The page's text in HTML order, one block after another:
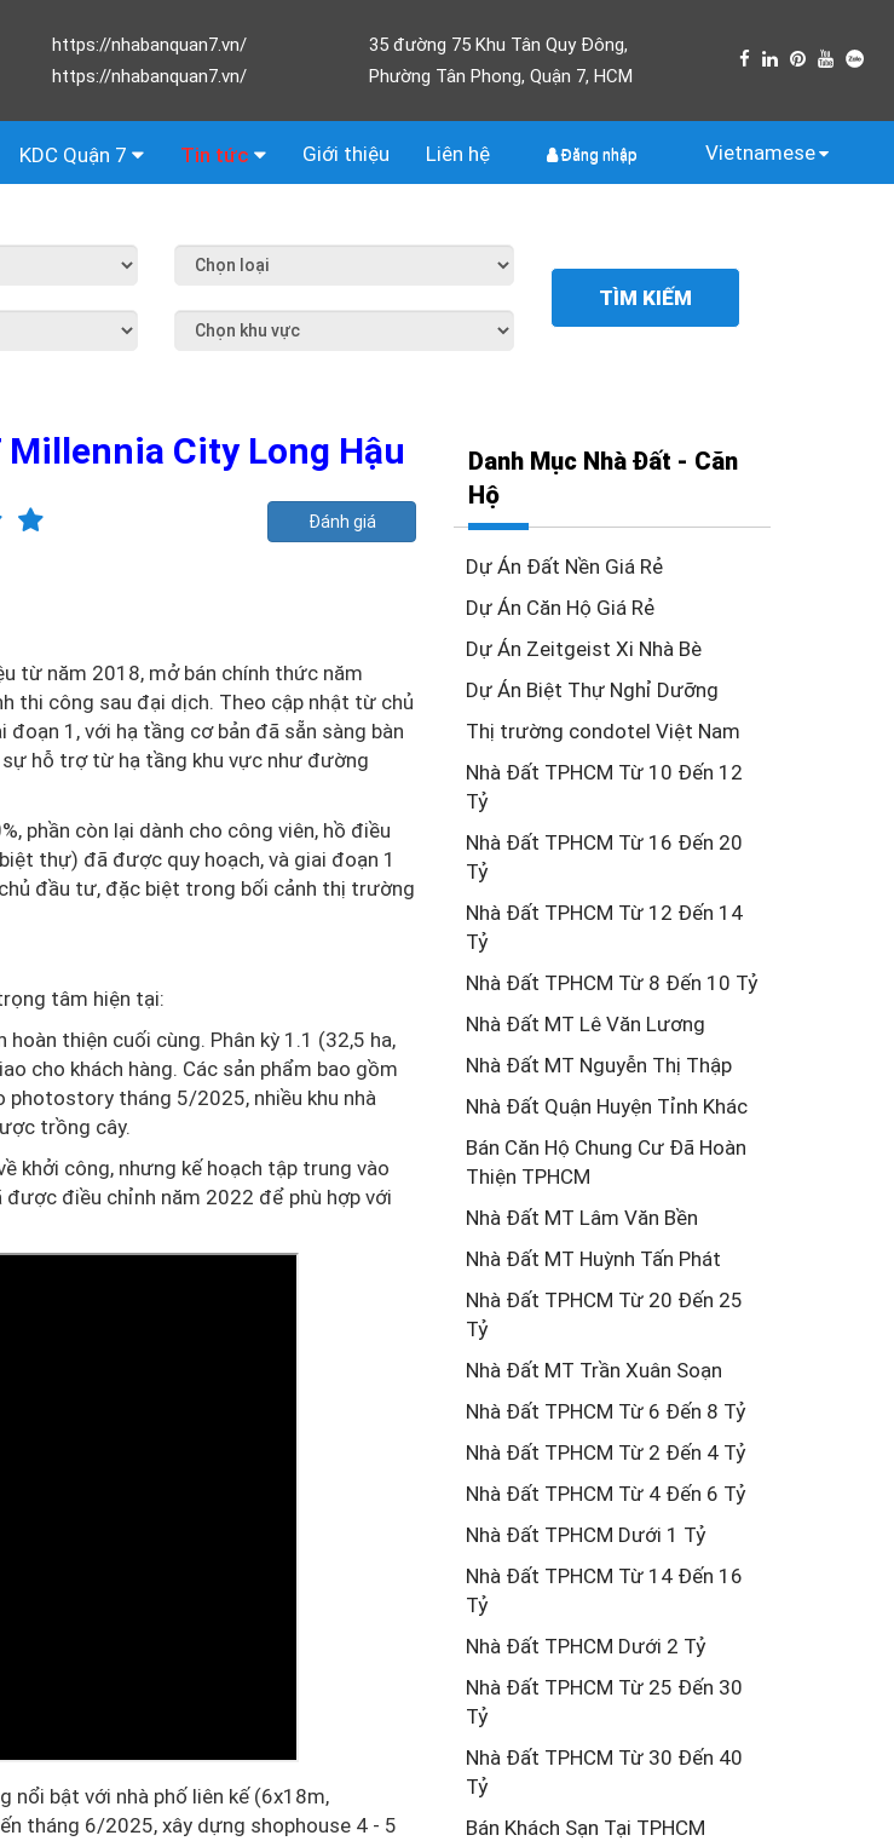
https://nhabanquan7.vn/
https://nhabanquan7.vn/
35 đường 75 Khu Tân Quy Đông,
Phường Tân Phong, Quận 7, HCM
KDC Quận 7 Tin tức Giới thiệu Liên hệ Đăng nhập Vietnamese
TÌM KIẾM
City Long Hậu
Đánh giá
từ năm 2018, mở bán chính thức năm
thi công sau đại dịch. Theo cập nhật từ chủ
1, với hạ tầng cơ bản đã sẵn sàng bàn
hỗ trợ từ hạ tầng khu vực như đường
phần còn lại dành cho công viên, hồ điều
thự) đã được quy hoạch, và giai đoạn 1
đầu tư, đặc biệt trong bối cảnh thị trường
tâm hiện tại:
thiện cuối cùng. Phân kỳ 1.1 (32,5 ha,
cho khách hàng. Các sản phẩm bao gồm
photostory tháng 5/2025, nhiều khu nhà
trồng cây.
khởi công, nhưng kế hoạch tập trung vào
điều chỉnh năm 2022 để phù hợp với
nổi bật với nhà phố liên kế (6x18m,
tháng 6/2025, xây dựng shophouse 4 - 5
Danh Mục Nhà Đất - Căn
Hộ
Dự Án Đất Nền Giá Rẻ
Dự Án Căn Hộ Giá Rẻ
Dự Án Zeitgeist Xi Nhà Bè
Dự Án Biệt Thự Nghỉ Dưỡng
Thị trường condotel Việt Nam
Nhà Đất TPHCM Từ 10 Đến 12
Tỷ
Nhà Đất TPHCM Từ 16 Đến 20
Tỷ
Nhà Đất TPHCM Từ 12 Đến 14
Tỷ
Nhà Đất TPHCM Từ 8 Đến 10 Tỷ
Nhà Đất MT Lê Văn Lương
Nhà Đất MT Nguyễn Thị Thập
Nhà Đất Quận Huyện Tỉnh Khác
Bán Căn Hộ Chung Cư Đã Hoàn
Thiện TPHCM
Nhà Đất MT Lâm Văn Bền
Nhà Đất MT Huỳnh Tấn Phát
Nhà Đất TPHCM Từ 20 Đến 25
Tỷ
Nhà Đất MT Trần Xuân Soạn
Nhà Đất TPHCM Từ 6 Đến 8 Tỷ
Nhà Đất TPHCM Từ 2 Đến 4 Tỷ
Nhà Đất TPHCM Từ 4 Đến 6 Tỷ
Nhà Đất TPHCM Dưới 1 Tỷ
Nhà Đất TPHCM Từ 14 Đến 16
Tỷ
Nhà Đất TPHCM Dưới 2 Tỷ
Nhà Đất TPHCM Từ 25 Đến 30
Tỷ
Nhà Đất TPHCM Từ 30 Đến 40
Tỷ
Bán Khách Sạn Tại TPHCM